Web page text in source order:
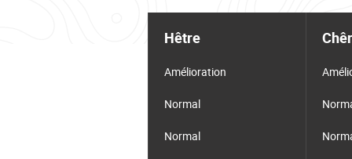
Hêtre
Amélioration
Normal
Normal